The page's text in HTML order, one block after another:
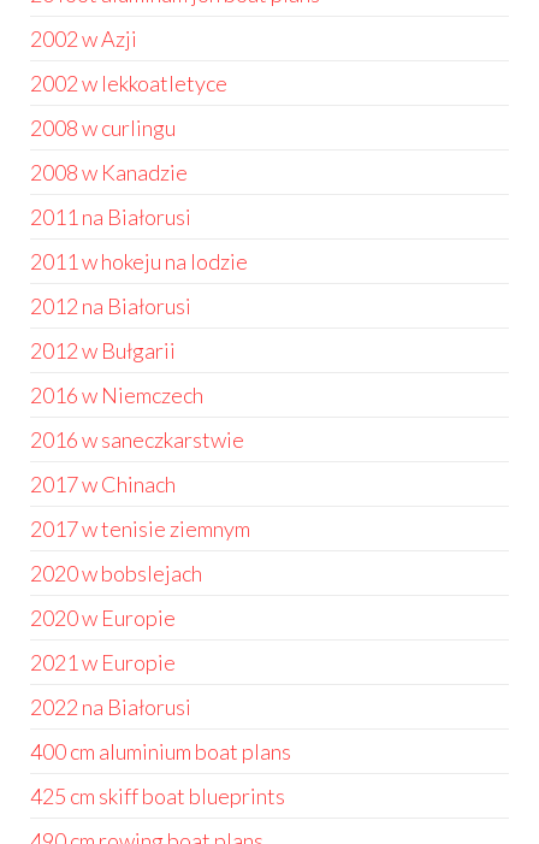
2002 w Azji
2002 w lekkoatletyce
2008 w curlingu
2008 w Kanadzie
2011 na Białorusi
2011 w hokeju na lodzie
2012 na Białorusi
2012 w Bułgarii
2016 w Niemczech
2016 w saneczkarstwie
2017 w Chinach
2017 w tenisie ziemnym
2020 w bobslejach
2020 w Europie
2021 w Europie
2022 na Białorusi
400 cm aluminium boat plans
425 cm skiff boat blueprints